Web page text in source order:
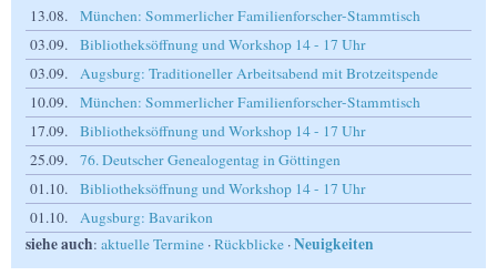
13.08.
München: Sommerlicher Familienforscher-Stammtisch
03.09.
Bibliotheksöffnung und Workshop 14 - 17 Uhr
03.09.
Augsburg: Traditioneller Arbeitsabend mit Brotzeitspende
10.09.
München: Sommerlicher Familienforscher-Stammtisch
17.09.
Bibliotheksöffnung und Workshop 14 - 17 Uhr
25.09.
76. Deutscher Genealogentag in Göttingen
01.10.
Bibliotheksöffnung und Workshop 14 - 17 Uhr
01.10.
Augsburg: Bavarikon
siehe auch: aktuelle Termine ·Rückblicke ·Neuigkeiten